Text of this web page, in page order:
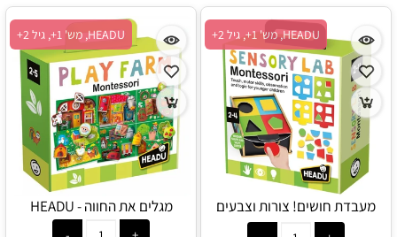
HEADU, מש' 1+, גיל 2+
מעבדת חושים! צורות וצבעים
באווירה מונטסורית - HEADU
HEADU, מש' 1+, גיל 2+
מגלים את החווה - HEADU